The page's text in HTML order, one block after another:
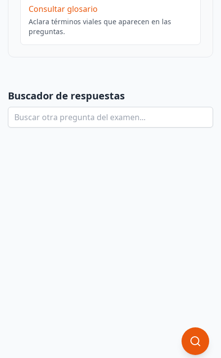
Consultar glosario
Aclara términos viales que aparecen en las
preguntas.
Buscador de respuestas